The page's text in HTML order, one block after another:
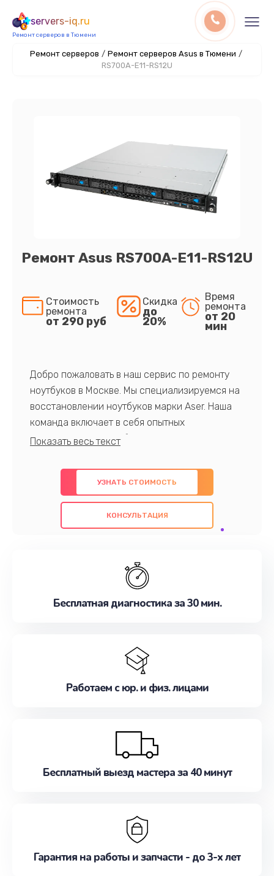
servers-iq.ru
Ремонт серверов в Тюмени
Ремонт серверов / Ремонт серверов Asus в Тюмени /
RS700A-E11-RS12U
Ремонт Asus RS700A-E11-RS12U
Стоимость
ремонта
от 290 руб
Скидка
до
20%
Время
ремонта
от 20
мин
Добро пожаловать в наш сервис по ремонту
ноутбуков в Москве. Мы специализируемся на
восстановлении ноутбуков марки Aser. Наша
команда включает в себя опытных
профессионалов с обширными знаниями и
предлагаем быстрый и качественный ремонт с
использованием оригинальных компонентов, а
также гарантируем качество всех
проведенных работ. Наша цель - предоставить
наилучшим образом. Не медлите записаться на
УЗНАТЬ СТОИМОСТЬ
КОНСУЛЬТАЦИЯ
Бесплатная диагностика за 30 мин.
Работаем с юр. и физ. лицами
Бесплатный выезд мастера за 40 минут
Гарантия на работы и запчасти - до 3-х лет